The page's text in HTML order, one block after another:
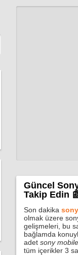
Güncel
Takip Edin
Son dakika
olmak üzere
gelişmeleri, bu
bağlamda
adet sony
tüm içerikler 3